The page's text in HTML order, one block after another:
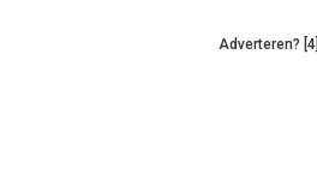
Adverteren? [4]